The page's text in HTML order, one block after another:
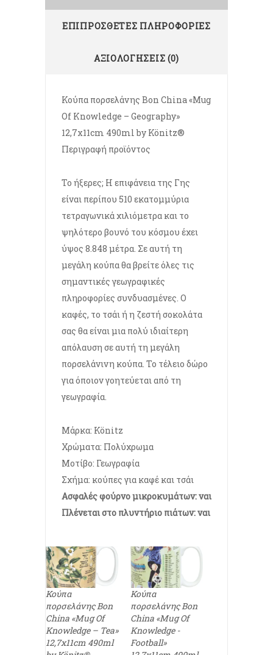
ΕΠΙΠΡΌΣΘΕΤΕΣ ΠΛΗΡΟΦΟΡΊΕΣ
ΑΞΙΟΛΟΓΉΣΕΙΣ (0)
Κούπα πορσελάνης Bon China «Mug
Of Knowledge – Geography»
12,7x11cm 490ml by Könitz®
Περιγραφή προϊόντος
Το ήξερες; Η επιφάνεια της Γης
είναι περίπου 510 εκατομμύρια
τετραγωνικά χιλιόμετρα και το
ψηλότερο βουνό του κόσμου έχει
ύψος 8.848 μέτρα. Σε αυτή τη
μεγάλη κούπα θα βρείτε όλες τις
σημαντικές γεωγραφικές
πληροφορίες συνδυασμένες. Ο
καφές, το τσάι ή η ζεστή σοκολάτα
σας θα είναι μια πολύ ιδιαίτερη
απόλαυση σε αυτή τη μεγάλη
πορσελάνινη κούπα. Το τέλειο δώρο
για όποιον γοητεύεται από τη
γεωγραφία.
Μάρκα: Könitz
Χρώματα: Πολύχρωμα
Μοτίβο: Γεωγραφία
Σχήμα: κούπες για καφέ και τσάι
Ασφαλές φούρνο μικροκυμάτων: ναι
Πλένεται στο πλυντήριο πιάτων: ναι
Κούπα
πορσελάνης Bon
China «Mug Of
Knowledge – Tea»
12,7x11cm 490ml
Κούπα
πορσελάνης Bon
China «Mug Of
Knowledge -
Football»